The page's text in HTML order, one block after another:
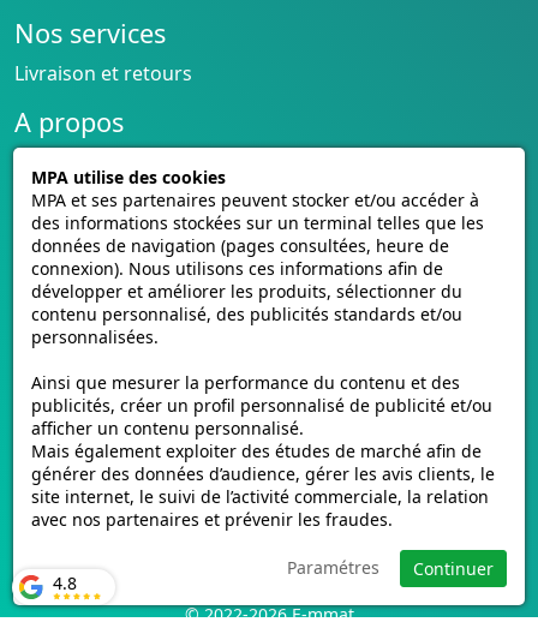
Nos services
Livraison et retours
A propos
CGU cagnotte
Politique de cookies
Homologation des plaques
Vidéos de pose
Contactez-nous
Avis clients
E-mmat.fr
www.e-mmat.fr
440 Rue de la Pièce Léger
21160 Marsannay-la-Côte, FRANCE
Email :support@e-mmat.fr
© 2022-2026 E-mmat
4.8
MPA utilise des cookies
MPA et ses partenaires peuvent stocker et/ou accéder à
des informations stockées sur un terminal telles que les
données de navigation (pages consultées, heure de
connexion). Nous utilisons ces informations afin de
développer et améliorer les produits, sélectionner du
contenu personnalisé, des publicités standards et/ou
personnalisées.
Ainsi que mesurer la performance du contenu et des
publicités, créer un profil personnalisé de publicité et/ou
afficher un contenu personnalisé.
Mais également exploiter des études de marché afin de
générer des données d’audience, gérer les avis clients, le
site internet, le suivi de l’activité commerciale, la relation
avec nos partenaires et prévenir les fraudes.
Continuer
Paramétres